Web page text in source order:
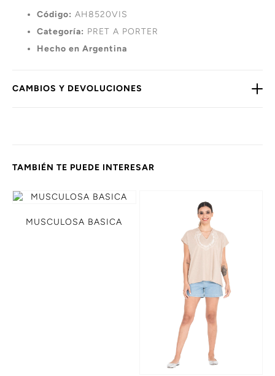
Código: AH8520VIS
Categoría: PRET A PORTER
Hecho en Argentina
CAMBIOS Y DEVOLUCIONES
TAMBIÉN TE PUEDE INTERESAR
MUSCULOSA BASICA